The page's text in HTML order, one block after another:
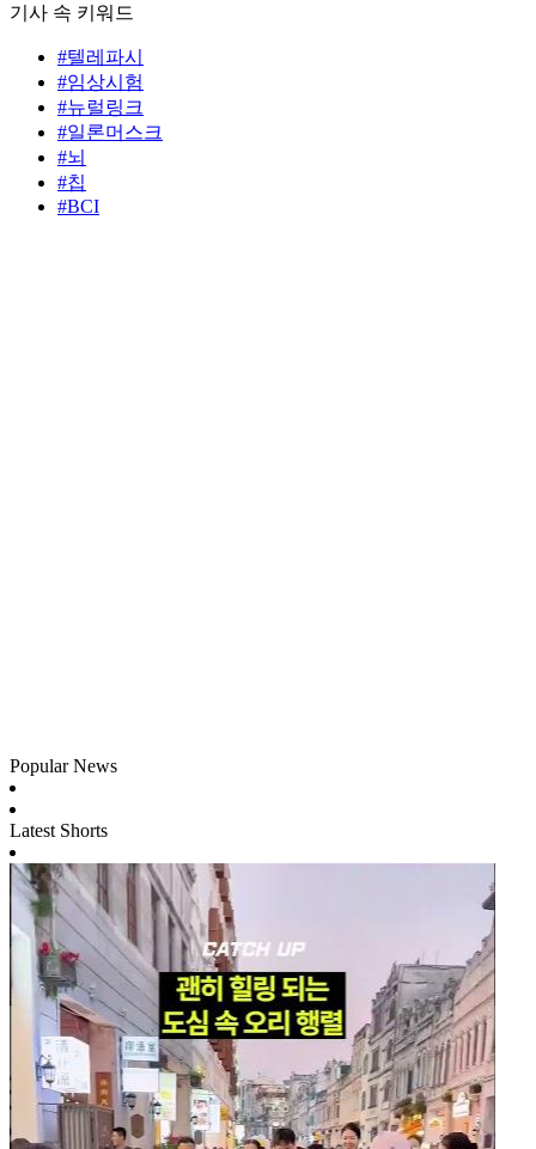
기사 속 키워드
#텔레파시
#임상시험
#뉴럴링크
#일론머스크
#뇌
#칩
#BCI
Popular News
Latest Shorts